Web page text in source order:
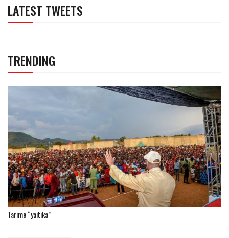
LATEST TWEETS
TRENDING
Tarime “yaitika”